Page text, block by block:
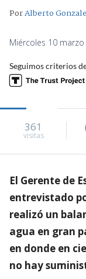
PorAlberto
Miércoles 10
Seguimos criterios
361
visitas
El Gerente de
entrevistado
realizó un
agua en gran
en donde en
no hay